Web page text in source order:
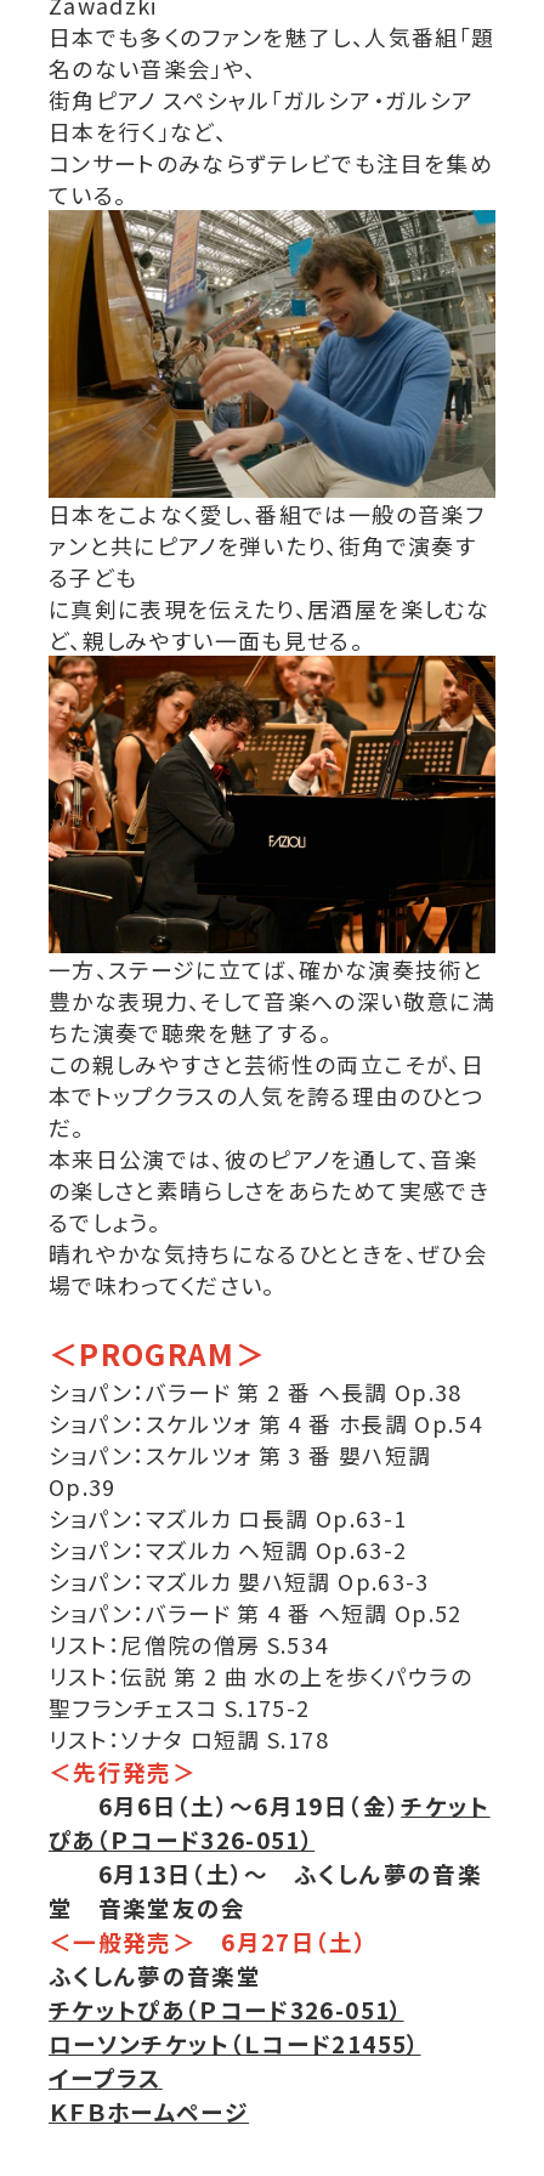
日本でも多くのファンを魅了し、人気番組「題
名のない音楽会」や、
街角ピアノ スペシャル「ガルシア・ガルシア
日本を行く」など、
コンサートのみならずテレビでも注目を集め
ている。
日本をこよなく愛し、番組では一般の音楽フ
ァンと共にピアノを弾いたり、街角で演奏す
る子ども
に真剣に表現を伝えたり、居酒屋を楽しむな
ど、親しみやすい一面も見せる。
一方、ステージに立てば、確かな演奏技術と
豊かな表現力、そして音楽への深い敬意に満
ちた演奏で聴衆を魅了する。
この親しみやすさと芸術性の両立こそが、日
本でトップクラスの人気を誇る理由のひとつ
だ。
本来日公演では、彼のピアノを通して、音楽
の楽しさと素晴らしさをあらためて実感でき
るでしょう。
晴れやかな気持ちになるひとときを、ぜひ会
場で味わってください。
＜PROGRAM＞
ショパン：バラード 第 2 番 ヘ長調 Op.38
ショパン：スケルツォ 第 4 番 ホ長調 Op.54
ショパン：スケルツォ 第 3 番 嬰ハ短調
Op.39
ショパン：マズルカ ロ長調 Op.63-1
ショパン：マズルカ ヘ短調 Op.63-2
ショパン：マズルカ 嬰ハ短調 Op.63-3
ショパン：バラード 第 4 番 ヘ短調 Op.52
リスト：尼僧院の僧房 S.534
リスト：伝説 第 2 曲 水の上を歩くパウラの
聖フランチェスコ S.175-2
リスト：ソナタ ロ短調 S.178
＜先行発売＞
6月6日（土）～6月19日（金）チケット
ぴあ（Ｐコード326-051）
6月13日（土）～ ふくしん夢の音楽
堂 音楽堂友の会
＜一般発売＞ 6月27日（土）
ふくしん夢の音楽堂
チケットぴあ（Ｐコード326-051）
ローソンチケット（Ｌコード21455）
イープラス
ＫＦＢホームページ